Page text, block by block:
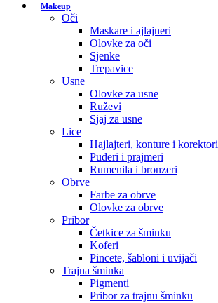
Makeup
Oči
Maskare i ajlajneri
Olovke za oči
Sjenke
Trepavice
Usne
Olovke za usne
Ruževi
Sjaj za usne
Lice
Hajlajteri, konture i korektori
Puderi i prajmeri
Rumenila i bronzeri
Obrve
Farbe za obrve
Olovke za obrve
Pribor
Četkice za šminku
Koferi
Pincete, šabloni i uvijači
Trajna šminka
Pigmenti
Pribor za trajnu šminku